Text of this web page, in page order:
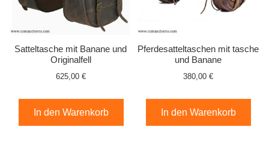
Satteltasche mit Banane und
Originalfell
625,00 €
In den Warenkorb
Pferdesatteltaschen mit tasche
und Banane
380,00 €
In den Warenkorb